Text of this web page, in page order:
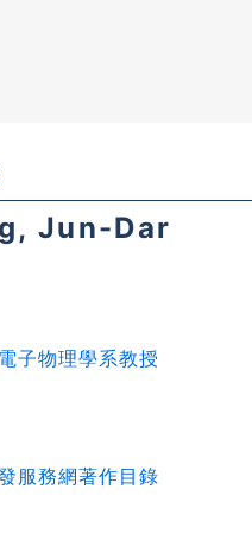
Jun-Dar
子物理學系教授
服務網著作目錄